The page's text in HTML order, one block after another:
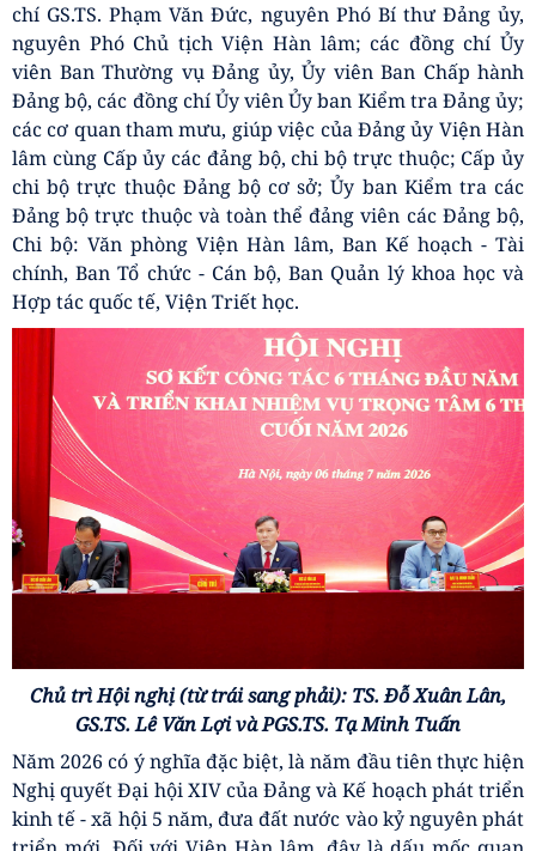
chí GS.TS. Phạm Văn Đức, nguyên Phó Bí thư Đảng ủy,
nguyên Phó Chủ tịch Viện Hàn lâm; các đồng chí Ủy
viên Ban Thường vụ Đảng ủy, Ủy viên Ban Chấp hành
Đảng bộ, các đồng chí Ủy viên Ủy ban Kiểm tra Đảng ủy;
các cơ quan tham mưu, giúp việc của Đảng ủy Viện Hàn
lâm cùng Cấp ủy các đảng bộ, chi bộ trực thuộc; Cấp ủy
chi bộ trực thuộc Đảng bộ cơ sở; Ủy ban Kiểm tra các
Đảng bộ trực thuộc và toàn thể đảng viên các Đảng bộ,
Chi bộ: Văn phòng Viện Hàn lâm, Ban Kế hoạch - Tài
chính, Ban Tổ chức - Cán bộ, Ban Quản lý khoa học và
Hợp tác quốc tế, Viện Triết học.
Chủ trì Hội nghị (từ trái sang phải): TS. Đỗ Xuân Lân,
GS.TS. Lê Văn Lợi và PGS.TS. Tạ Minh Tuấn
Năm 2026 có ý nghĩa đặc biệt, là năm đầu tiên thực hiện
Nghị quyết Đại hội XIV của Đảng và Kế hoạch phát triển
kinh tế - xã hội 5 năm, đưa đất nước vào kỷ nguyên phát